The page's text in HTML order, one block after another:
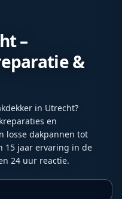
–
&
in Utrecht?
en
losse dakpannen tot
15 jaar ervaring in de
24 uur reactie.